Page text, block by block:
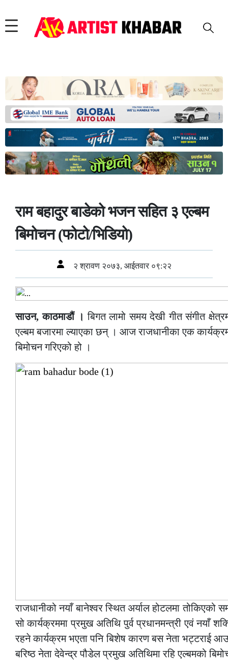
राम बहादुर बाडेको भजन सहित ३ एल्बम
बिमोचन (फोटो/भिडियो)
२ श्रावण २०७३, आईतवार ०९:२२
साउन, काठमाडौं । बिगत लामो समय देखी गीत संगीत
एल्बम बजारमा ल्याएका छन् । आज राजधानीका एक
बिमोचन गरिएको हो ।
राजधानीको नयाँ बानेश्वर स्थित अर्याल होटलमा तोकिएको
सो कार्यक्रममा प्रमुख अतिथि पुर्व प्रधानमन्त्री एवं नयाँ
रहने कार्यक्रम भएता पनि बिशेष कारण बस नेता भट्टराई
बरिष्ठ नेता देवेन्द्र पौडेल प्रमुख अतिथिमा रहि एल्बमको